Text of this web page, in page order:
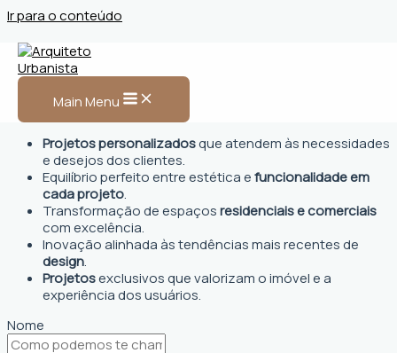
Ir para o conteúdo
Main Menu
Arquiteto Urbanista em
Frederico Westphalen, RS
Projetos personalizadosque atendem às necessidades
e desejos dos clientes.
Equilíbrio perfeito entre estética efuncionalidade em
cada projeto.
Transformação de espaçosresidenciais e comerciais
com excelência.
Inovação alinhada às tendências mais recentes de
design.
Projetosexclusivos que valorizam o imóvel e a
experiência dos usuários.
Nome